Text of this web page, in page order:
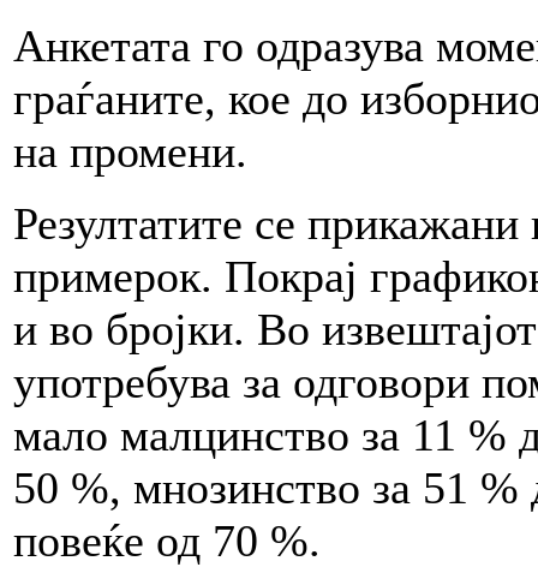
Анкетата го одразува
граѓаните, кое до
на промени.
Резултатите се
примерок. Покрај
и во бројки. Во
употребува за одговори
мало малцинство за 11 %
50 %, мнозинство за 51
повеќе од 70 %.